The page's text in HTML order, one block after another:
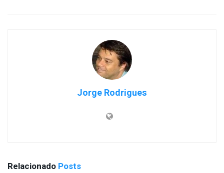
Jorge Rodrigues
Relacionado Posts